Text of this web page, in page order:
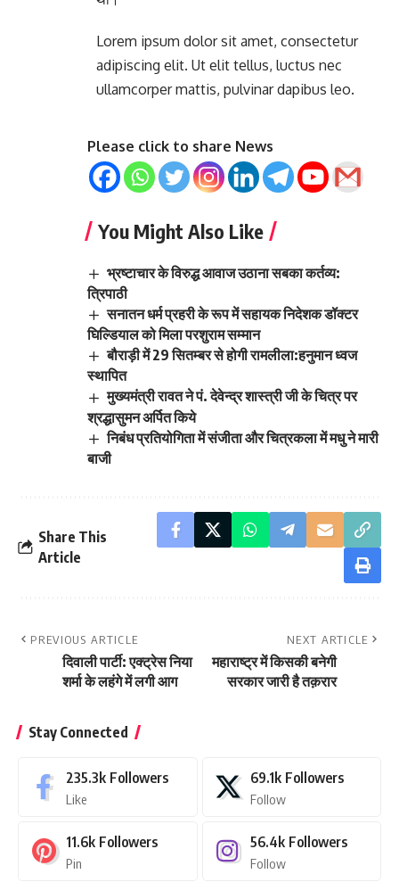
Lorem ipsum dolor sit amet, consectetur
adipiscing elit. Ut elit tellus, luctus nec
ullamcorper mattis, pulvinar dapibus leo.
Please click to share News
You Might Also Like
भ्रष्टाचार के विरुद्ध आवाज उठाना सबका कर्तव्य:
त्रिपाठी
सनातन धर्म प्रहरी के रूप में सहायक निदेशक डॉक्टर
घिल्डियाल को मिला परशुराम सम्मान
बौराड़ी में 29 सितम्बर से होगी रामलीला:हनुमान ध्वज
स्थापित
मुख्यमंत्री रावत ने पं. देवेन्द्र शास्त्री जी के चित्र पर
श्रद्धासुमन अर्पित किये
निबंध प्रतियोगिता में संजीता और चित्रकला में मधु ने मारी
बाजी
Share This
Article
PREVIOUS ARTICLE
दिवाली पार्टी: एक्ट्रेस निया
शर्मा के लहंगे में लगी आग
NEXT ARTICLE
महाराष्ट्र में किसकी बनेगी
सरकार जारी है तक़रार
Stay Connected
235.3k Followers
Like
69.1k Followers
Follow
11.6k Followers
Pin
56.4k Followers
Follow